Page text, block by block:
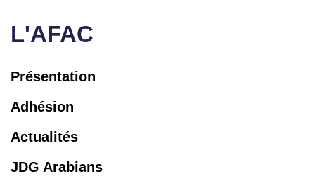
L'AFAC
Présentation
Adhésion
Actualités
JDG Arabians